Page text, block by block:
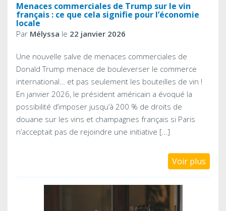
Menaces commerciales de Trump sur le vin
français : ce que cela signifie pour l’économie
locale
Par Mélyssa le 22 janvier 2026
Une nouvelle salve de menaces commerciales de
Donald Trump menace de bouleverser le commerce
international… et pas seulement les bouteilles de vin !
En janvier 2026, le président américain a évoqué la
possibilité d’imposer jusqu’à 200 % de droits de
douane sur les vins et champagnes français si Paris
n’acceptait pas de rejoindre une initiative […]
Voir plus